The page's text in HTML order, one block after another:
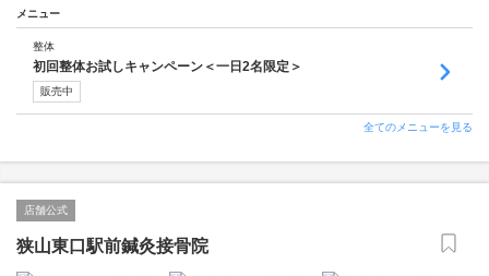
メニュー
整体
初回整体お試しキャンペーン＜一日2名限定＞
販売中
全てのメニューを見る
店舗公式
狭山東口駅前鍼灸接骨院